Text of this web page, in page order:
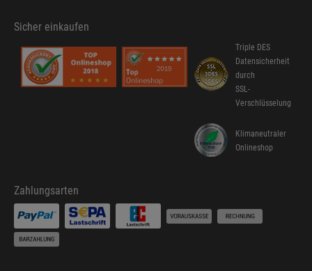
Sicher einkaufen
Triple DES
Datensicherheit
durch
SSL-
Verschlüsselung
Klimaneutraler
Onlineshop
Zahlungsarten